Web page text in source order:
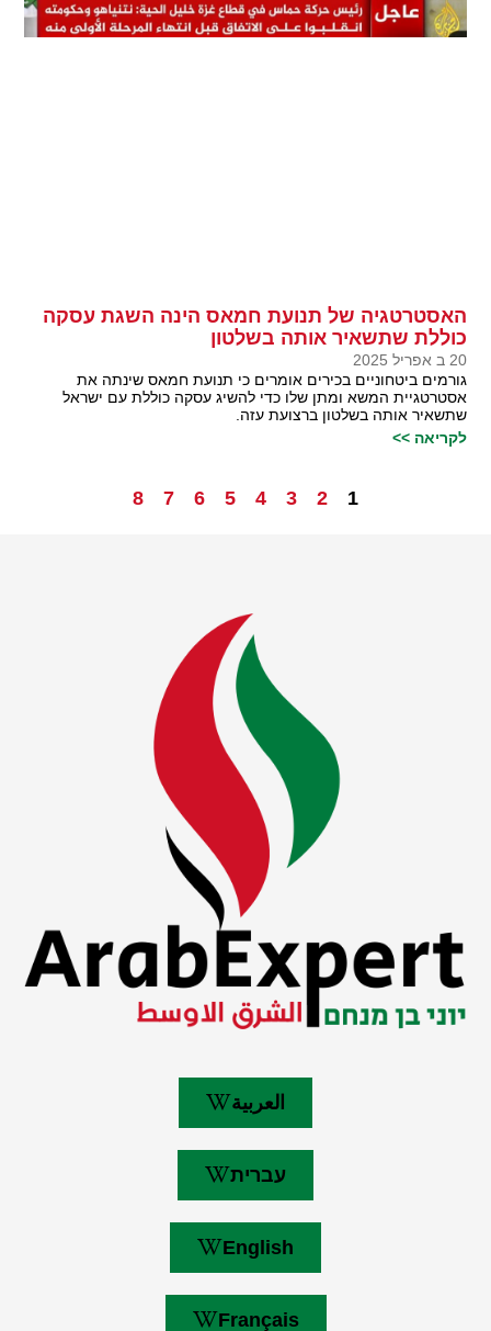
האסטרטגיה של תנועת חמאס הינה השגת עסקה
כוללת שתשאיר אותה בשלטון
20 ב אפריל 2025
גורמים ביטחוניים בכירים אומרים כי תנועת חמאס שינתה את
אסטרטגיית המשא ומתן שלו כדי להשיג עסקה כוללת עם ישראל
שתשאיר אותה בשלטון ברצועת עזה.
לקריאה >>
1
2
3
4
5
6
7
8
العربية
עברית
English
Français